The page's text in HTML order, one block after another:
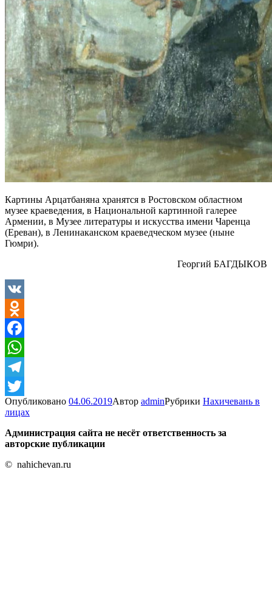
Картины Арцатбаняна хранятся в Ростовском областном
музее краеведения, в Национальной картинной галерее
Армении, в Музее литературы и искусства имени Чаренца
(Ереван), в Ленинаканском краеведческом музее (ныне
Гюмри).
Георгий БАГДЫКОВ
VK
Odnoklassniki
Facebook
WhatsApp
Telegram
Twitter
Опубликовано 04.06.2019Автор adminРубрики Нахичевань в
лицах
Администрация сайта не несёт ответственность за
авторские публикации
© nahichevan.ru